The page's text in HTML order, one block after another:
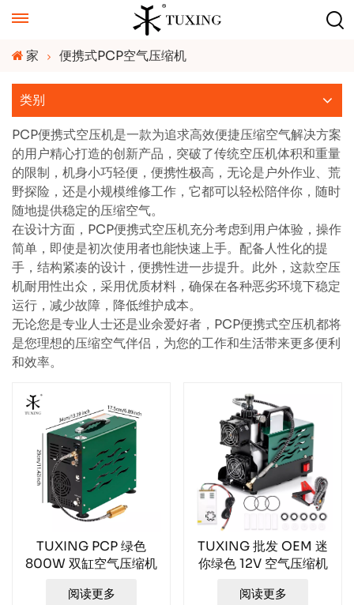
家 便携式PCP空气压缩机
类别
PCP便携式空压机是一款为追求高效便捷压缩空气解决方案
的用户精心打造的创新产品，突破了传统空压机体积和重量
的限制，机身小巧轻便，便携性极高，无论是户外作业、荒
野探险，还是小规模维修工作，它都可以轻松陪伴你，随时
随地提供稳定的压缩空气。
在设计方面，PCP便携式空压机充分考虑到用户体验，操作
简单，即使是初次使用者也能快速上手。配备人性化的提
手，结构紧凑的设计，便携性进一步提升。此外，这款空压
机耐用性出众，采用优质材料，确保在各种恶劣环境下稳定
运行，减少故障，降低维护成本。
无论您是专业人士还是业余爱好者，PCP便携式空压机都将
是您理想的压缩空气伴侣，为您的工作和生活带来更多便利
和效率。
TUXING PCP 绿色
800W 双缸空气压缩机
阅读更多
TUXING 批发 OEM 迷
你绿色 12V 空气压缩机
阅读更多